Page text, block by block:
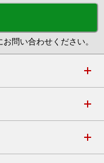
問い合わせください。